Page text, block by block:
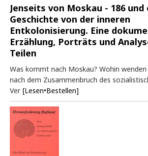
Jenseits von Moskau - 186 und
Geschichte von der inneren
Entkolonisierung. Eine
Erzählung, Porträts und
Teilen
Was kommt nach Moskau? Wohin
nach dem Zusammenbruch des
Ver [Lesen•Bestellen]